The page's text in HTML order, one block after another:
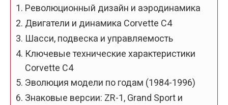
Революционный дизайн и аэродинамика
Двигатели и динамика Corvette C4
Шасси, подвеска и управляемость
Ключевые технические характеристики
Corvette C4
Эволюция модели по годам (1984-1996)
Знаковые версии: ZR-1, Grand Sport и